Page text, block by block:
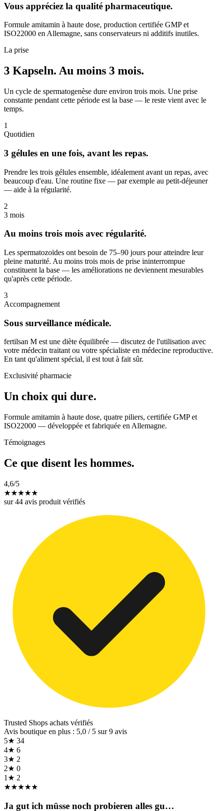
Vous appréciez la qualité pharmaceutique.
Formule amitamin à haute dose, production certifiée GMP et
ISO22000 en Allemagne, sans conservateurs ni additifs inutiles.
La prise
3 Kapseln. Au moins 3 mois.
Un cycle de spermatogenèse dure environ trois mois. Une prise
constante pendant cette période est la base — le reste vient avec le
temps.
1
Quotidien
3 gélules en une fois, avant les repas.
Prendre les trois gélules ensemble, idéalement avant un repas, avec
beaucoup d'eau. Une routine fixe — par exemple au petit-déjeuner
— aide à la régularité.
2
3 mois
Au moins trois mois avec régularité.
Les spermatozoïdes ont besoin de 75–90 jours pour atteindre leur
pleine maturité. Au moins trois mois de prise ininterrompue
constituent la base — les améliorations ne deviennent mesurables
qu'après cette période.
3
Accompagnement
Sous surveillance médicale.
fertilsan M est une diète équilibrée — discutez de l'utilisation avec
votre médecin traitant ou votre spécialiste en médecine reproductive.
En tant qu'aliment spécial, il est tout à fait sûr.
Exclusivité pharmacie
Un choix qui dure.
Formule amitamin à haute dose, quatre piliers, certifiée GMP et
ISO22000 — développée et fabriquée en Allemagne.
Témoignages
Ce que disent les hommes.
4,6/5
★★★★★
sur 44 avis produit vérifiés
Trusted Shops achats vérifiés
Avis boutique en plus : 5,0 / 5 sur 9 avis
5★ 34
4★ 6
3★ 2
2★ 0
1★ 2
★★★★★
Ja gut ich mūsse noch probieren alles gu…